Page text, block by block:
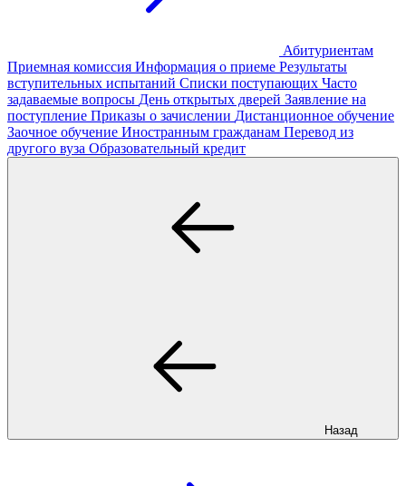
Абитуриентам
Приемная комиссия Информация о приеме Результаты
вступительных испытаний Списки поступающих Часто
задаваемые вопросы День открытых дверей Заявление на
поступление Приказы о зачислении Дистанционное обучение
Заочное обучение Иностранным гражданам Перевод из
другого вуза Образовательный кредит
Назад